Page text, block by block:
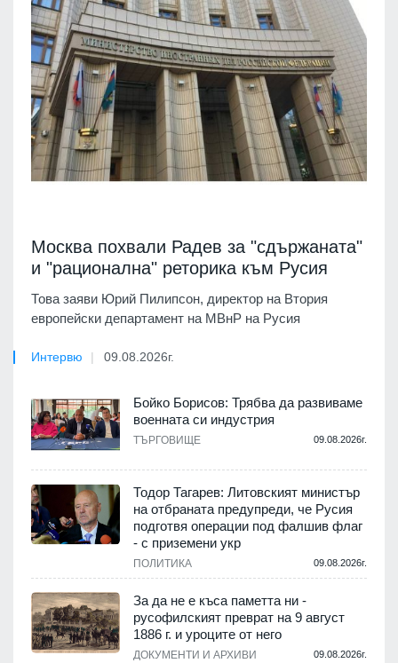
Москва похвали Радев за "сдържаната"
и "рационална" реторика към Русия
Това заяви Юрий Пилипсон, директор на Втория
европейски департамент на МВнР на Русия
Интервю 09.08.2026г.
Бойко Борисов: Трябва да развиваме
военната си индустрия
ТЪРГОВИЩЕ 09.08.2026г.
Тодор Тагарев: Литовският министър
на отбраната предупреди, че Русия
подготвя операции под фалшив флаг
- с приземени укр
ПОЛИТИКА 09.08.2026г.
За да не е къса паметта ни -
русофилският преврат на 9 август
1886 г. и уроците от него
ДОКУМЕНТИ И АРХИВИ 09.08.2026г.